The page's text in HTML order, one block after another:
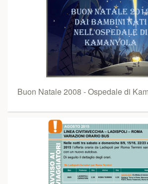
Buon Natale 2008 - Ospedale di